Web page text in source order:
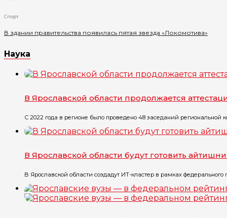
Спорт
В здании правительства появилась пятая звезда «Локомотива»
Наука
В Ярославской области продолжается
С 2022 года в регионе было проведено 48 заседаний региональной
В Ярославской области будут готовить
В Ярославской области создадут ИТ-кластер в рамках